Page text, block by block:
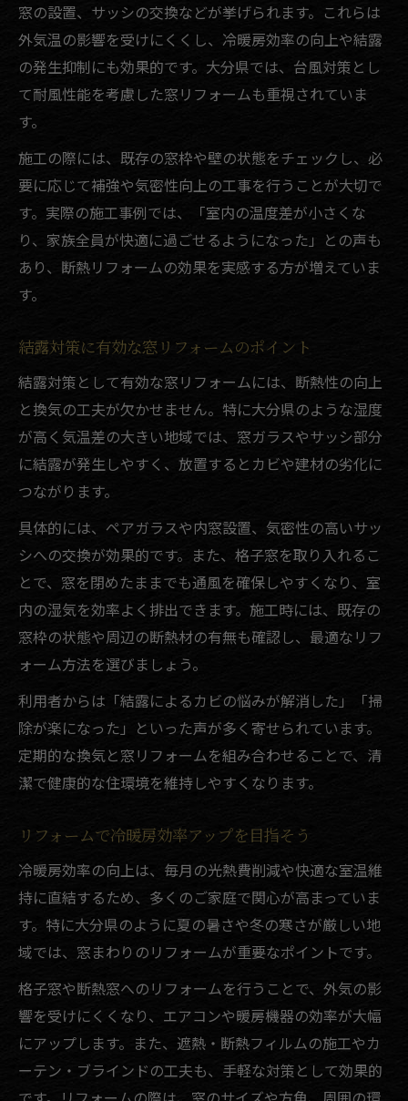
窓の設置、サッシの交換などが挙げられます。これらは
外気温の影響を受けにくくし、冷暖房効率の向上や結露
の発生抑制にも効果的です。大分県では、台風対策とし
て耐風性能を考慮した窓リフォームも重視されていま
す。
施工の際には、既存の窓枠や壁の状態をチェックし、必
要に応じて補強や気密性向上の工事を行うことが大切で
す。実際の施工事例では、「室内の温度差が小さくな
り、家族全員が快適に過ごせるようになった」との声も
あり、断熱リフォームの効果を実感する方が増えていま
す。
結露対策に有効な窓リフォームのポイント
結露対策として有効な窓リフォームには、断熱性の向上
と換気の工夫が欠かせません。特に大分県のような湿度
が高く気温差の大きい地域では、窓ガラスやサッシ部分
に結露が発生しやすく、放置するとカビや建材の劣化に
つながります。
具体的には、ペアガラスや内窓設置、気密性の高いサッ
シへの交換が効果的です。また、格子窓を取り入れるこ
とで、窓を閉めたままでも通風を確保しやすくなり、室
内の湿気を効率よく排出できます。施工時には、既存の
窓枠の状態や周辺の断熱材の有無も確認し、最適なリフ
ォーム方法を選びましょう。
利用者からは「結露によるカビの悩みが解消した」「掃
除が楽になった」といった声が多く寄せられています。
定期的な換気と窓リフォームを組み合わせることで、清
潔で健康的な住環境を維持しやすくなります。
リフォームで冷暖房効率アップを目指そう
冷暖房効率の向上は、毎月の光熱費削減や快適な室温維
持に直結するため、多くのご家庭で関心が高まっていま
す。特に大分県のように夏の暑さや冬の寒さが厳しい地
域では、窓まわりのリフォームが重要なポイントです。
格子窓や断熱窓へのリフォームを行うことで、外気の影
響を受けにくくなり、エアコンや暖房機器の効率が大幅
にアップします。また、遮熱・断熱フィルムの施工やカ
ーテン・ブラインドの工夫も、手軽な対策として効果的